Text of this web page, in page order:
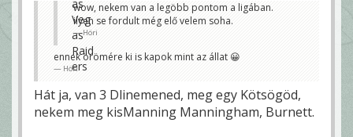
wow, nekem van a legöbb pontom a ligában.
ilyen se fordult még elő velem soha.
Höri
ennek örömére ki is kapok mint az állat 😀
Höri
Hát ja, van 3 Dlinemened, meg egy Kötsögöd,
nekem meg kisManning Manningham, Burnett.